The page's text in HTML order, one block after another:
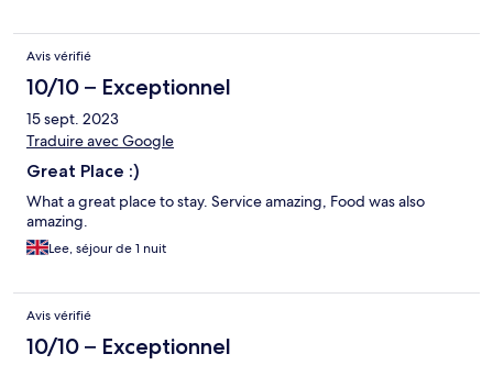
Avis vérifié
10/10 – Exceptionnel
15 sept. 2023
Traduire avec Google
Great Place :)
What a great place to stay. Service amazing, Food was also
amazing.
Lee, séjour de 1 nuit
Avis vérifié
10/10 – Exceptionnel